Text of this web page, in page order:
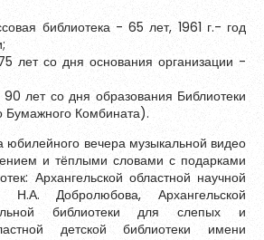
библиотека - 65 лет, 1961 г.- год
лет со дня основания организации -
лет со дня образования Библиотеки
Бумажного Комбината).
юбилейного вечера музыкальной видео
и тёплыми словами с подарками
Архангельской областной научной
Н.А. Добролюбова, Архангельской
библиотеки для слепых и
детской библиотеки имени